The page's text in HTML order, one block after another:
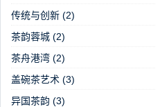
传统与创新 (2)
茶韵蓉城 (2)
茶舟港湾 (2)
盖碗茶艺术 (3)
异国茶韵 (3)